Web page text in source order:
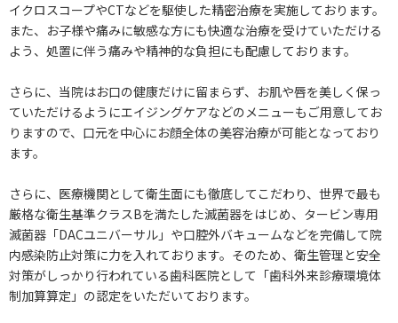
イクロスコープやCTなどを駆使した精密治療を実施しております。
また、お子様や痛みに敏感な方にも快適な治療を受けていただける
よう、処置に伴う痛みや精神的な負担にも配慮しております。
さらに、当院はお口の健康だけに留まらず、お肌や唇を美しく保っ
ていただけるようにエイジングケアなどのメニューもご用意してお
りますので、口元を中心にお顔全体の美容治療が可能となっており
ます。
さらに、医療機関として衛生面にも徹底してこだわり、世界で最も
厳格な衛生基準クラスBを満たした滅菌器をはじめ、タービン専用
滅菌器「DACユニバーサル」や口腔外バキュームなどを完備して院
内感染防止対策に力を入れております。そのため、衛生管理と安全
対策がしっかり行われている歯科医院として「歯科外来診療環境体
制加算算定」の認定をいただいております。